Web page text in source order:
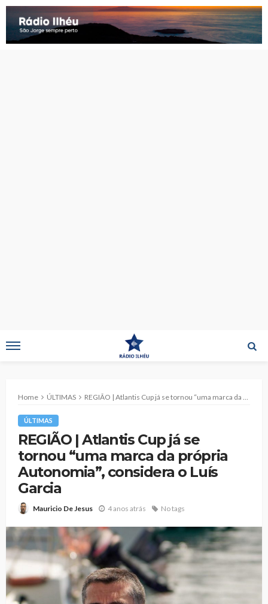
Home ÚLTIMAS REGIÃO | Atlantis Cup já se tornou “uma marca da própria Autonomia”, considera o Luís Garcia
ÚLTIMAS
REGIÃO | Atlantis Cup já se
tornou “uma marca da própria
Autonomia”, considera o Luís
Garcia
Mauricio De Jesus 4 anos atrás No tags